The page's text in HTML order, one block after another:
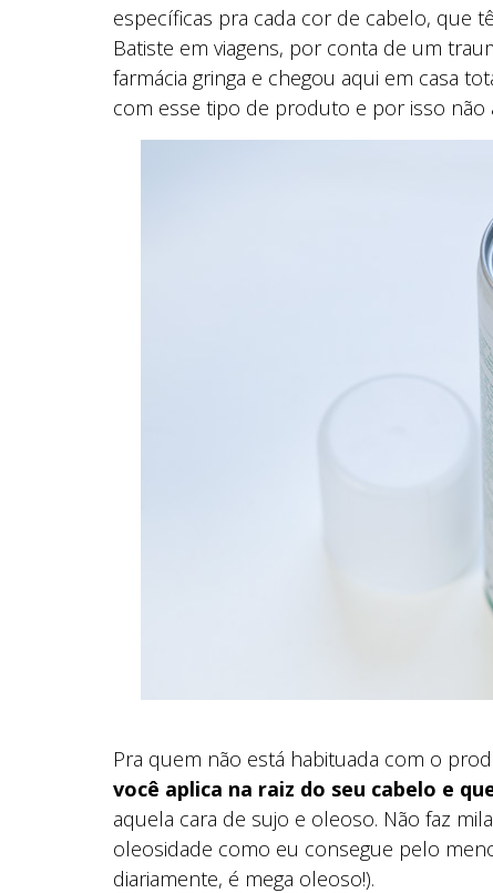
específicas pra cada cor de cabelo, que
Batiste em viagens, por conta de um
farmácia gringa e chegou aqui em casa
com esse tipo de produto e por isso não
Pra quem não está habituada com o
você aplica na raiz do seu cabelo e
aquela cara de sujo e oleoso. Não faz
oleosidade como eu consegue pelo
diariamente, é mega oleoso!).